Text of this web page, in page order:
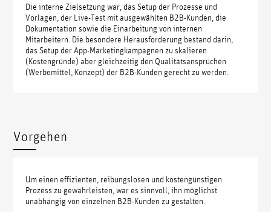
Die interne Zielsetzung war, das Setup der Prozesse und
Vorlagen, der Live-Test mit ausgewählten B2B-Kunden, die
Dokumentation sowie die Einarbeitung von internen
Mitarbeitern. Die besondere Herausforderung bestand darin,
das Setup der App-Marketingkampagnen zu skalieren
(Kostengründe) aber gleichzeitig den Qualitätsansprüchen
(Werbemittel, Konzept) der B2B-Kunden gerecht zu werden.
Vorgehen
Um einen effizienten, reibungslosen und kostengünstigen
Prozess zu gewährleisten, war es sinnvoll, ihn möglichst
unabhängig von einzelnen B2B-Kunden zu gestalten.